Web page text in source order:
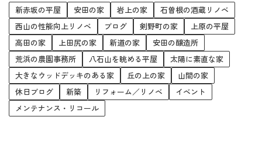
新赤坂の平屋 安田の家 岩上の家
石曽根の酒蔵リノベ
西山の性能向上リノベ
ブログ 剣野町の家
上原の平屋
高田の家
上田尻の家 新道の家
安田の醸造所
荒浜の農園事務所
八石山を眺める平屋
太陽に素直な家
大きなウッドデッキのある家
丘の上の家
山間の家
休日ブログ
新築 リフォーム／リノベ
イベント
メンテナンス・リコール